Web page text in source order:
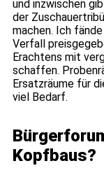
und inzwischen
der
machen. Ich
Verfall
Erachtens mit
schaffen.
Ersatzräume für
viel Bedarf.
Kopfbaus?